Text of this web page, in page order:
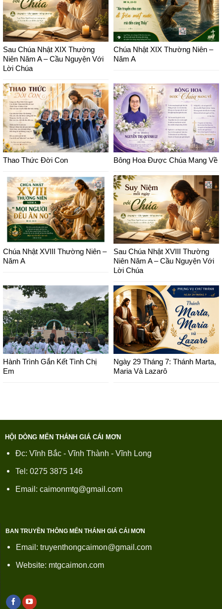
Sau Chúa Nhật XIX Thường
Niên Năm A – Cầu Nguyện Với
Lời Chúa
Chúa Nhật XIX Thường Niên –
Năm A
Thao Thức Đời Con Bông Hoa Được Chúa Mang Về
Chúa Nhật XVIII Thường Niên –
Năm A
Sau Chúa Nhật XVIII Thường
Niên Năm A – Cầu Nguyện Với
Lời Chúa
Hành Trình Gắn Kết Tình Chị
Em
Ngày 29 Tháng 7: Thánh Marta,
Maria Và Lazarô
HỘI DÒNG MẾN THÁNH GIÁ CÁI MƠN
Đc: Vĩnh Bắc - Vĩnh Thành - Vĩnh Long
Tel: 0275 3875 146
Email: caimonmtg@gmail.com
BAN TRUYỀN THÔNG MẾN THÁNH GIÁ CÁI MƠN
Email: truyenthongcaimon@gmail.com
Website: mtgcaimon.com